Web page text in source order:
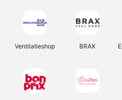
Ventilatieshop BRAX